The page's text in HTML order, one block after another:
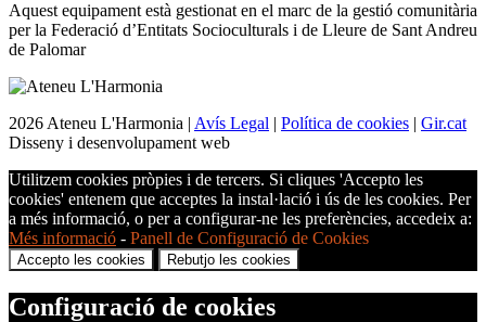
Aquest equipament està gestionat en el marc de la gestió comunitària
per la Federació d’Entitats Socioculturals i de Lleure de Sant Andreu
de Palomar
2026 Ateneu L'Harmonia | Avís Legal | Política de cookies | Gir.cat
Disseny i desenvolupament web
Utilitzem cookies pròpies i de tercers. Si cliques 'Accepto les
cookies' entenem que acceptes la instal·lació i ús de les cookies. Per
a més informació, o per a configurar-ne les preferències, accedeix a:
Més informació - Panell de Configuració de Cookies
Accepto les cookies Rebutjo les cookies
Configuració de cookies